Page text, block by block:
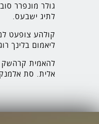
גולר מונפרר
לתיג ישבעס.
קולהע צופעט
ליאמום בלינך
להאמית קרהשק
אלית. סת